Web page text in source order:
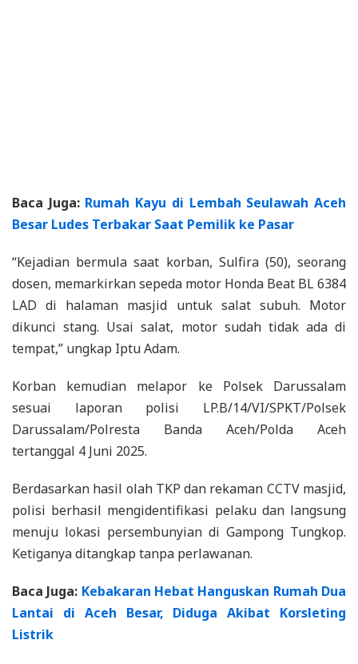
Baca Juga: Rumah Kayu di Lembah Seulawah Aceh
Besar Ludes Terbakar Saat Pemilik ke Pasar
“Kejadian bermula saat korban, Sulfira (50), seorang
dosen, memarkirkan sepeda motor Honda Beat BL 6384
LAD di halaman masjid untuk salat subuh. Motor
dikunci stang. Usai salat, motor sudah tidak ada di
tempat,” ungkap Iptu Adam.
Korban kemudian melapor ke Polsek Darussalam
sesuai laporan polisi LP.B/14/VI/SPKT/Polsek
Darussalam/Polresta Banda Aceh/Polda Aceh
tertanggal 4 Juni 2025.
Berdasarkan hasil olah TKP dan rekaman CCTV masjid,
polisi berhasil mengidentifikasi pelaku dan langsung
menuju lokasi persembunyian di Gampong Tungkop.
Ketiganya ditangkap tanpa perlawanan.
Baca Juga: Kebakaran Hebat Hanguskan Rumah Dua
Lantai di Aceh Besar, Diduga Akibat Korsleting
Listrik